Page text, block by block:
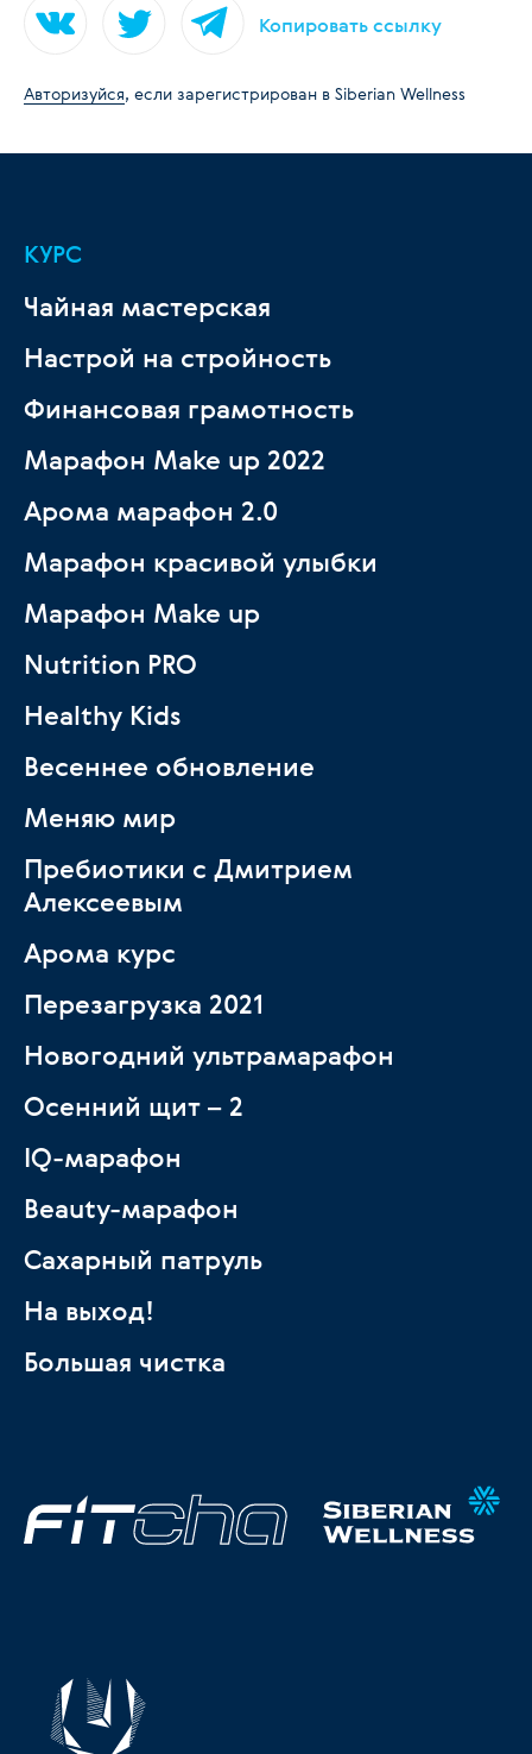
Копировать ссылку
Авторизуйся, если зарегистрирован в Siberian Wellness
КУРС
Чайная мастерская
Настрой на стройность
Финансовая грамотность
Марафон Make up 2022
Арома марафон 2.0
Марафон красивой улыбки
Марафон Make up
Nutrition PRO
Healthy Kids
Весеннее обновление
Меняю мир
Пребиотики с Дмитрием
Алексеевым
Арома курс
Перезагрузка 2021
Новогодний ультрамарафон
Осенний щит – 2
IQ-марафон
Beauty-марафон
Сахарный патруль
На выход!
Большая чистка